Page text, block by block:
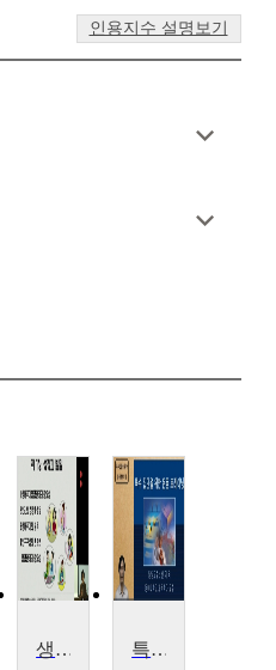
인용지수 설명보기
생애주기영양학 특수 집단을 위한 운동 트레이닝